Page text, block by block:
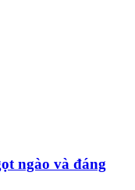
ngào và đáng